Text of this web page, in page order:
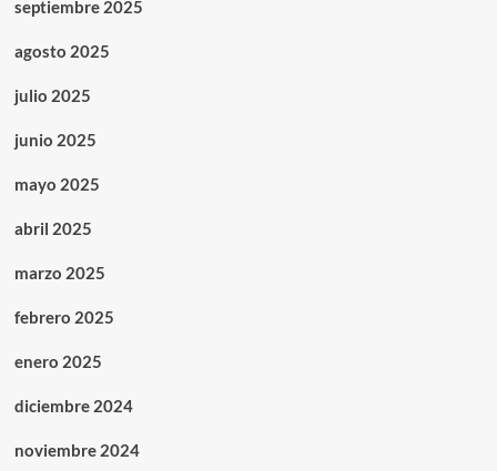
septiembre 2025
agosto 2025
julio 2025
junio 2025
mayo 2025
abril 2025
marzo 2025
febrero 2025
enero 2025
diciembre 2024
noviembre 2024